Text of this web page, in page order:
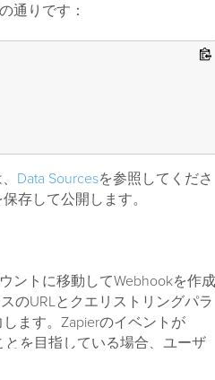
通りです：
Data Sourcesを参照してくださ
存して公開します。
ントに移動してWebhookを作成
のURLとクエリストリングパラ
ます。Zapierのイベントが
を目指している場合、ユーザ